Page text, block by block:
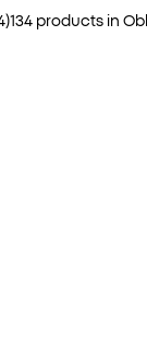
)134 products in